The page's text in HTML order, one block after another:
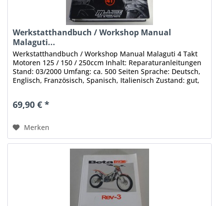
Werkstatthandbuch / Workshop Manual
Malaguti...
Werkstatthandbuch / Workshop Manual Malaguti 4 Takt
Motoren 125 / 150 / 250ccm Inhalt: Reparaturanleitungen
Stand: 03/2000 Umfang: ca. 500 Seiten Sprache: Deutsch,
Englisch, Französisch, Spanisch, Italienisch Zustand: gut,
69,90 € *
Merken